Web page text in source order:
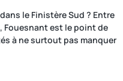
le Finistère Sud ? Entre
est le point de
à ne surtout pas manquer